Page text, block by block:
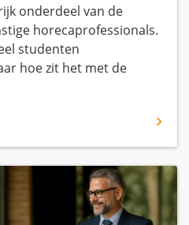
onderdeel van de
horecaprofessionals.
studenten
hoe zit het met de